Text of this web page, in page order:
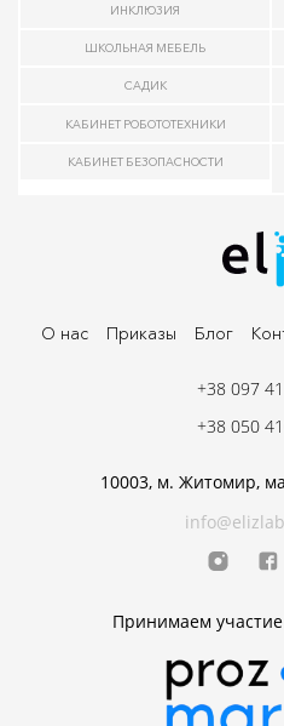
ИНКЛЮЗИЯ
ШКОЛЬНАЯ МЕБЕЛЬ
САДИК
КАБИНЕТ РОБОТОТЕХНИКИ
КАБИНЕТ БЕЗОПАСНОСТИ
О нас Приказы Блог
10003, м. Житомир,
Принимаем участие
+38 097
+38 050